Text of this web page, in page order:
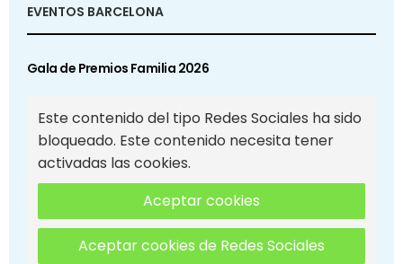
EVENTOS BARCELONA
Gala de Premios Familia 2026
Este contenido del tipo Redes Sociales ha sido
bloqueado. Este contenido necesita tener
activadas las cookies.
Aceptar cookies
Aceptar cookies de Redes Sociales